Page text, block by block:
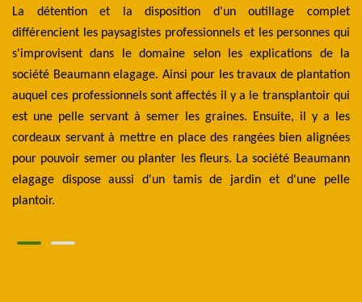
La détention et la disposition d'un outillage complet
différencient les paysagistes professionnels et les personnes qui
s'improvisent dans le domaine selon les explications de la
société Beaumann elagage. Ainsi pour les travaux de plantation
auquel ces professionnels sont affectés il y a le transplantoir qui
est une pelle servant à semer les graines. Ensuite, il y a les
cordeaux servant à mettre en place des rangées bien alignées
pour pouvoir semer ou planter les fleurs. La société Beaumann
elagage dispose aussi d'un tamis de jardin et d'une pelle
plantoir.